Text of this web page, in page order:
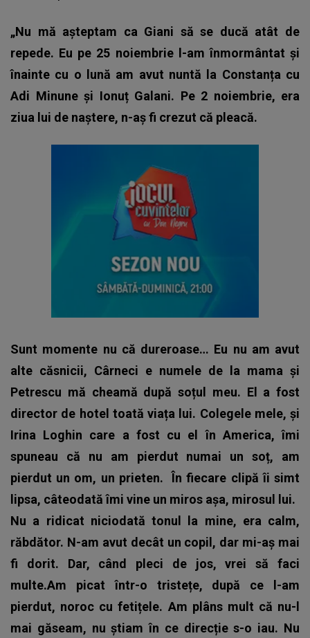
„Nu mă așteptam ca Giani să se ducă atât de
repede. Eu pe 25 noiembrie l-am înmormântat și
înainte cu o lună am avut nuntă la Constanța cu
Adi Minune și Ionuț Galani. Pe 2 noiembrie, era
ziua lui de naștere, n-aș fi crezut că pleacă.
Sunt momente nu că dureroase… Eu nu am avut
alte căsnicii, Cârneci e numele de la mama și
Petrescu mă cheamă după soțul meu. El a fost
director de hotel toată viața lui. Colegele mele, și
Irina Loghin care a fost cu el în America, îmi
spuneau că nu am pierdut numai un soț, am
pierdut un om, un prieten.În fiecare clipă îi simt
lipsa, câteodată îmi vine un miros așa, mirosul lui.
Nu a ridicat niciodată tonul la mine, era calm,
răbdător. N-am avut decât un copil, dar mi-aș mai
fi dorit. Dar, când pleci de jos, vrei să faci
multe.Am picat într-o tristețe, după ce l-am
pierdut, noroc cu fetițele. Am plâns mult că nu-l
mai găseam, nu știam în ce direcție s-o iau. Nu